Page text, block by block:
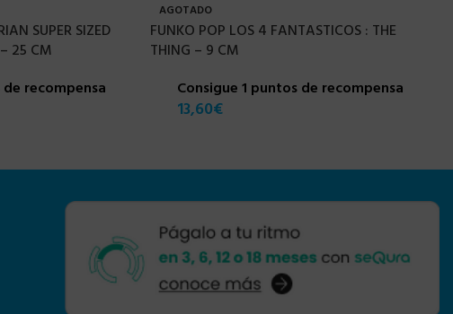
SUPER SIZED
25 CM
recompensa
AGOTADO
FUNKO POP LOS 4 FANTASTICOS : THE
THING – 9 CM
Consigue 1 puntos de recompensa
13,60€